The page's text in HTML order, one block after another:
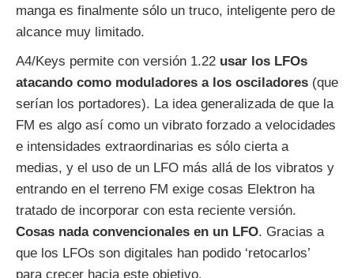
manga es finalmente sólo un truco, inteligente pero de
alcance muy limitado.
A4/Keys permite con versión 1.22 usar los LFOs
atacando como moduladores a los osciladores (que
serían los portadores). La idea generalizada de que la
FM es algo así como un vibrato forzado a velocidades
e intensidades extraordinarias es sólo cierta a
medias, y el uso de un LFO más allá de los vibratos y
entrando en el terreno FM exige cosas Elektron ha
tratado de incorporar con esta reciente versión.
Cosas nada convencionales en un LFO. Gracias a
que los LFOs son digitales han podido ‘retocarlos’
para crecer hacia este objetivo.